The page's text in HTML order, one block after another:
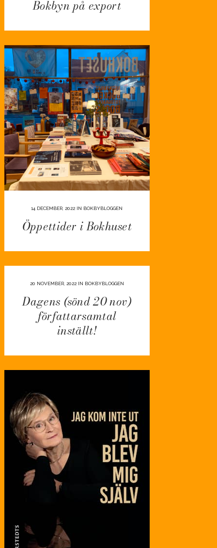
Bokbyn på export
14 DECEMBER, 2022 IN BOKBYBLOGGEN
Öppettider i Bokhuset
20 NOVEMBER, 2022IN BOKBYBLOGGEN
Dagens (sönd 20 nov)
författarsamtal
inställt!